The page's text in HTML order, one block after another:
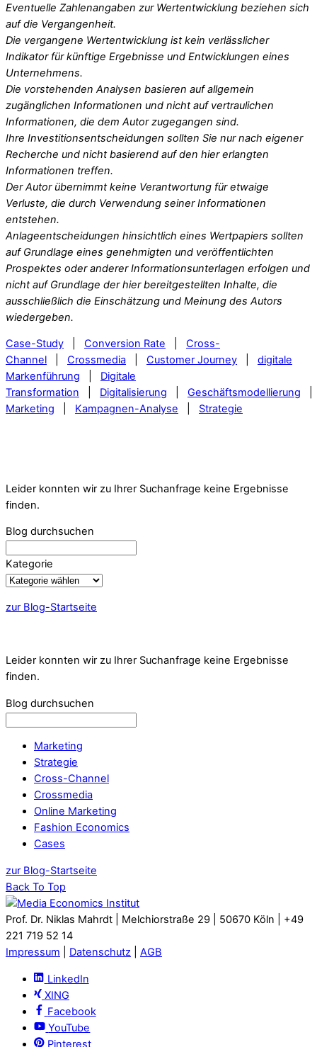
Eventuelle Zahlenangaben zur Wertentwicklung beziehen sich
auf die Vergangenheit.
Die vergangene Wertentwicklung ist kein verlässlicher
Indikator für künftige Ergebnisse und Entwicklungen eines
Unternehmens.
Die vorstehenden Analysen basieren auf allgemein
zugänglichen Informationen und nicht auf vertraulichen
Informationen, die dem Autor zugegangen sind.
Ihre Investitionsentscheidungen sollten Sie nur nach eigener
Recherche und nicht basierend auf den hier erlangten
Informationen treffen.
Der Autor übernimmt keine Verantwortung für etwaige
Verluste, die durch Verwendung seiner Informationen
entstehen.
Anlageentscheidungen hinsichtlich eines Wertpapiers sollten
auf Grundlage eines genehmigten und veröffentlichten
Prospektes oder anderer Informationsunterlagen erfolgen und
nicht auf Grundlage der hier bereitgestellten Inhalte, die
ausschließlich die Einschätzung und Meinung des Autors
wiedergeben.
Case-Study Conversion Rate
Cross-
Channel
Crossmedia Customer Journey
digitale
Markenführung
Digitale
Transformation
Digitalisierung Geschäftsmodellierung
Marketing
Kampagnen-Analyse Strategie
Leider konnten wir zu Ihrer Suchanfrage keine Ergebnisse
finden.
Blog durchsuchen
Kategorie
zur Blog-Startseite
Leider konnten wir zu Ihrer Suchanfrage keine Ergebnisse
finden.
Blog durchsuchen
Marketing
Strategie
Cross-Channel
Crossmedia
Online Marketing
Fashion Economics
Cases
zur Blog-Startseite
Back To Top
Prof. Dr. Niklas Mahrdt | Melchiorstraße 29 | 50670 Köln | +49
221 719 52 14
Impressum
Datenschutz AGB
LinkedIn
XING
Facebook
YouTube
Pinterest